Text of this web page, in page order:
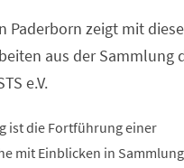
Paderborn zeigt mit
aus der Sammlung
e.V.
ist die Fortführung einer
mit Einblicken in